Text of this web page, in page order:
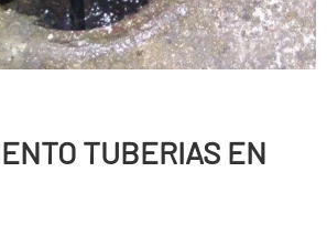
TUBERIAS EN